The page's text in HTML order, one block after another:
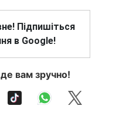
Підпишіться
в Google!
вам зручно!